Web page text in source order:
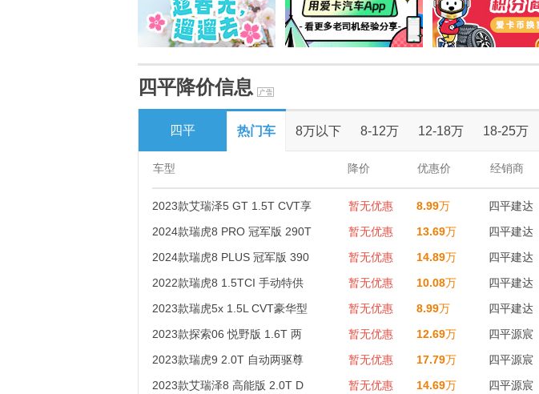
四平降价信息
四平 热门车 8万以下 8-12万 12-18万 18-25万
车型 降价 优惠价 经销商
2023款艾瑞泽5 GT 1.5T CVT享 暂无优惠 8.99万 四平建达
2024款瑞虎8 PRO 冠军版 290T 暂无优惠 13.69万 四平建达
2024款瑞虎8 PLUS 冠军版 390 暂无优惠 14.89万 四平建达
2022款瑞虎8 1.5TCI 手动特供 暂无优惠 10.08万 四平建达
2023款瑞虎5x 1.5L CVT豪华型 暂无优惠 8.99万 四平建达
2023款探索06 悦野版 1.6T 两 暂无优惠 12.69万 四平源宸
2023款瑞虎9 2.0T 自动两驱尊 暂无优惠 17.79万 四平源宸
2023款艾瑞泽8 高能版 2.0T D 暂无优惠 14.69万 四平源宸